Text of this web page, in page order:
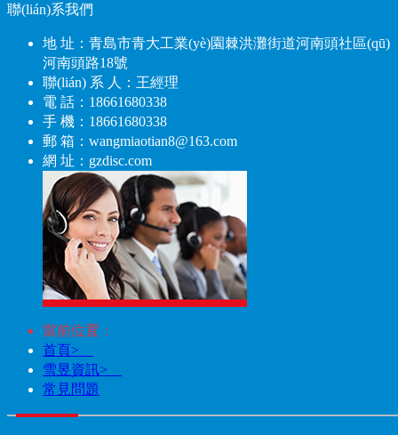
聯(lián)系我們
地 址：青島市青大工業(yè)園棘洪灘街道河南頭社區(qū)
河南頭路18號
聯(lián) 系 人：王經理
電 話：18661680338
手 機：18661680338
郵 箱：wangmiaotian8@163.com
網 址：gzdisc.com
當前位置：
首頁>
雪昱資訊>
常見問題